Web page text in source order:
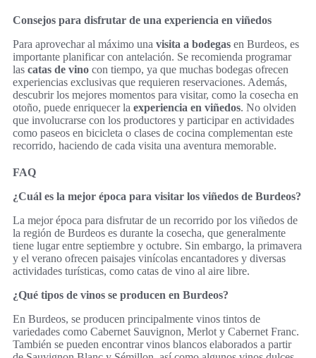
Consejos para disfrutar de una experiencia en viñedos
Para aprovechar al máximo una visita a bodegas en Burdeos, es
importante planificar con antelación. Se recomienda programar
las catas de vino con tiempo, ya que muchas bodegas ofrecen
experiencias exclusivas que requieren reservaciones. Además,
descubrir los mejores momentos para visitar, como la cosecha en
otoño, puede enriquecer la experiencia en viñedos. No olviden
que involucrarse con los productores y participar en actividades
como paseos en bicicleta o clases de cocina complementan este
recorrido, haciendo de cada visita una aventura memorable.
FAQ
¿Cuál es la mejor época para visitar los viñedos de Burdeos?
La mejor época para disfrutar de un recorrido por los viñedos de
la región de Burdeos es durante la cosecha, que generalmente
tiene lugar entre septiembre y octubre. Sin embargo, la primavera
y el verano ofrecen paisajes vinícolas encantadores y diversas
actividades turísticas, como catas de vino al aire libre.
¿Qué tipos de vinos se producen en Burdeos?
En Burdeos, se producen principalmente vinos tintos de
variedades como Cabernet Sauvignon, Merlot y Cabernet Franc.
También se pueden encontrar vinos blancos elaborados a partir